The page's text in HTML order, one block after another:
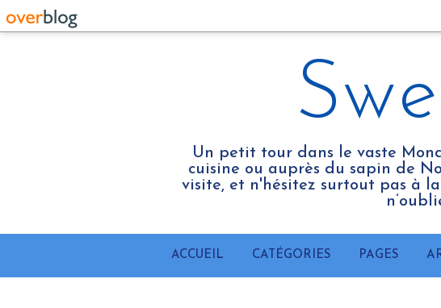
Un petit tour dans le vaste
cuisine ou auprès du sapin de
visite, et n'hésitez surtout pas à
ACCUEIL CATÉGORIES PAGES